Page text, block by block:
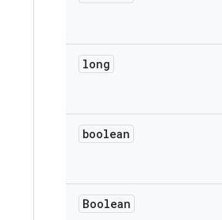
long
boolean
Boolean